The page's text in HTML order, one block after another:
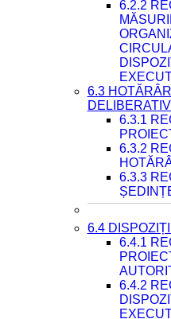
6.2.2
6.3
6.3.1
6.3.2
6.3.3
6.4
6.4.1
6.4.2